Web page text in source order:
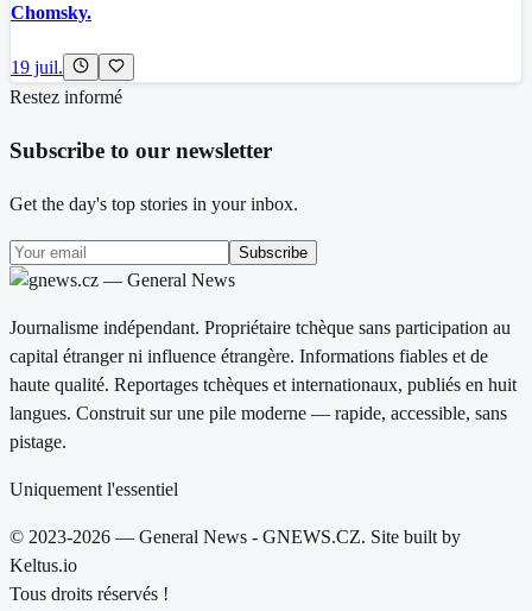
Chomsky.
19 juil.
Restez informé
Subscribe to our newsletter
Get the day's top stories in your inbox.
Subscribe
Journalisme indépendant. Propriétaire tchèque sans participation au
capital étranger ni influence étrangère. Informations fiables et de
haute qualité. Reportages tchèques et internationaux, publiés en huit
langues. Construit sur une pile moderne — rapide, accessible, sans
pistage.
Uniquement l'essentiel
© 2023-2026 — General News - GNEWS.CZ. Site built by
Keltus.io
Tous droits réservés !